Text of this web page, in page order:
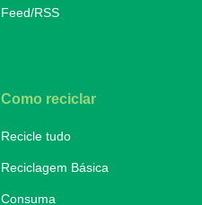
Feed/RSS
Como reciclar
Recicle tudo
Reciclagem Básica
Consuma